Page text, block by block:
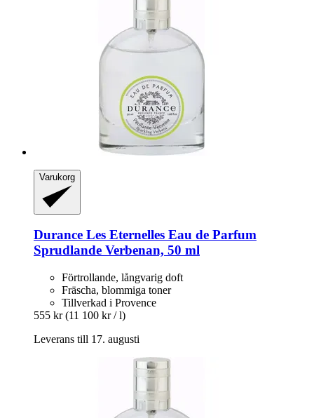
Varukorg
Durance Les Eternelles Eau de Parfum
Sprudlande Verbenan, 50 ml
Förtrollande, långvarig doft
Fräscha, blommiga toner
Tillverkad i Provence
555 kr (11 100 kr / l)
Leverans till 17. augusti